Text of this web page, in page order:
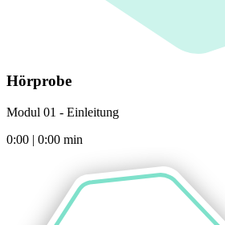
Hörprobe
Modul 01 - Einleitung
0:00 | 0:00 min